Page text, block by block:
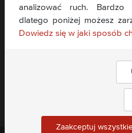
analizować ruch. Bardzo
dlatego poniżej możesz
Dowiedz się w jaki sposób
Zaakceptuj